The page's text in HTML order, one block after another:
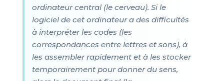
ordinateur central (le cerveau). Si le
logiciel de cet ordinateur a des difficultés
à interpréter les codes (les
correspondances entre lettres et sons), à
les assembler rapidement et à les stocker
temporairement pour donner du sens,